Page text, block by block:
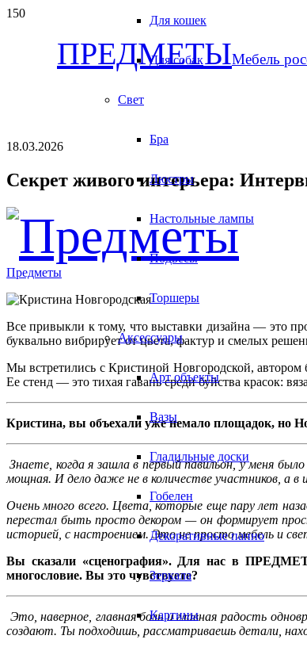
ПРЕДМЕТЫМебель
Для кошек
Для собак
Свет
Бра
Люстры
Настольные лампы
Подвесы
Торшеры
Аксессуары
Арт объекты
Вазы
Гладильные доски
Гобелен
Декоративные панно
Зеркала
Картины
18.03.2026
Секрет живого интерьера:
Предметы
Все привыкли к тому, что выставки дизайна — это
буквально вибрирует от цвета, фактур и смелых
Мы встретились с Кристиной Новгородской,
Ее стенд — это тихая гавань среди буйства красок:
Кристина, вы объехали уже немало площадок, но
Знаете, когда я зашла в первый павильон, у меня
мощная. И дело даже не в количестве участников, а в
Очень много всего. Цвета, которые еще пару лет
перестал быть просто декором — он формирует
историей, с настроением. Это не просто мебель и
Вы сказали «сценография». Для нас в
многословие. Вы это чувствуете?
Это, наверное, главная боль и главная радость
создают. Ты подходишь, рассматриваешь детали,